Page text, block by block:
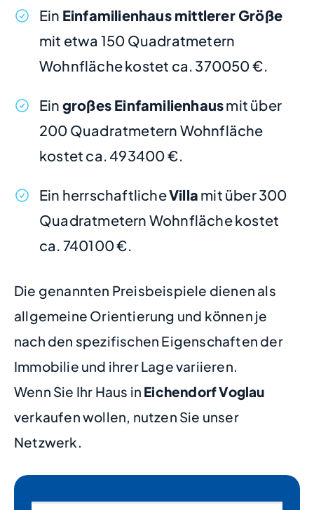
Ein Einfamilienhaus mittlerer Größe
mit etwa 150 Quadratmetern
Wohnfläche kostet ca. 370050 €.
Ein großes Einfamilienhausmit über
200 Quadratmetern Wohnfläche
kostet ca. 493400 €.
Ein herrschaftlicheVilla mit über 300
Quadratmetern Wohnfläche kostet
ca. 740100 €.
Die genannten Preisbeispiele dienen als
allgemeine Orientierung und können je
nach den spezifischen Eigenschaften der
Immobilie und ihrer Lage variieren.
Wenn Sie Ihr Haus in Eichendorf Voglau
verkaufen wollen, nutzen Sie unser
Netzwerk.